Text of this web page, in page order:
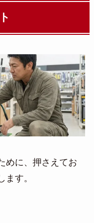
めに、押さえてお
す。